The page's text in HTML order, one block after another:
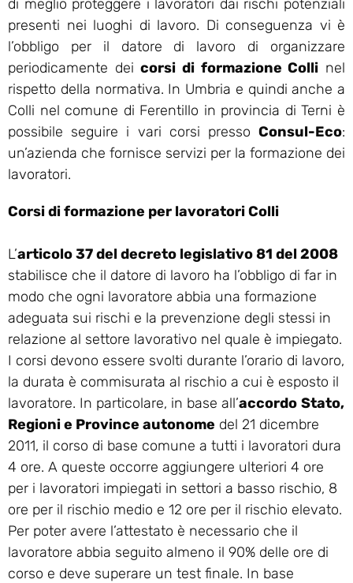
di meglio proteggere i lavoratori dai rischi potenziali
presenti nei luoghi di lavoro. Di conseguenza vi è
l’obbligo per il datore di lavoro di organizzare
periodicamente deicorsi di formazione Colli nel
rispetto della normativa. In Umbria e quindi anche a
Colli nel comune di Ferentillo in provincia di Terni è
possibile seguire i vari corsi presso Consul-Eco:
un’azienda che fornisce servizi per la formazione dei
lavoratori.
Corsi di formazione per lavoratori Colli
L’articolo 37 del decreto legislativo 81 del 2008
stabilisce che il datore di lavoro ha l’obbligo di far in
modo che ogni lavoratore abbia una formazione
adeguata sui rischi e la prevenzione degli stessi in
relazione al settore lavorativo nel quale è impiegato.
I corsi devono essere svolti durante l’orario di lavoro,
la durata è commisurata al rischio a cui è esposto il
lavoratore. In particolare, in base all’accordo Stato,
Regioni e Province autonome del 21 dicembre
2011, il corso di base comune a tutti i lavoratori dura
4 ore. A queste occorre aggiungere ulteriori 4 ore
per i lavoratori impiegati in settori a basso rischio, 8
ore per il rischio medio e 12 ore per il rischio elevato.
Per poter avere l’attestato è necessario che il
lavoratore abbia seguito almeno il 90% delle ore di
corso e deve superare un test finale. In base